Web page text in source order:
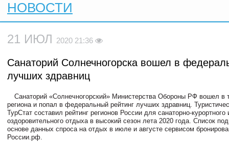
НОВОСТИ
21 ИЮЛ 2020 21:36
Санаторий Солнечногорска вошел в
лучших здравниц
Санаторий «Солнечногорский» Министерства Обороны РФ вошел в
региона и попал в федеральный рейтинг лучших здравниц.
ТурСтат составил рейтинг регионов России для санаторно-курортного
оздоровительного отдыха в высокий сезон лета 2020 года. Список
основе данных спроса на отдых в июле и августе сервисом
России.рф.